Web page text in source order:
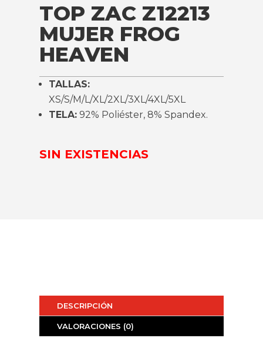
TOP ZAC Z12213
MUJER FROG
HEAVEN
TALLAS:
XS/S/M/L/XL/2XL/3XL/4XL/5XL
TELA: 92% Poliéster, 8% Spandex.
SIN EXISTENCIAS
DESCRIPCIÓN
VALORACIONES (0)